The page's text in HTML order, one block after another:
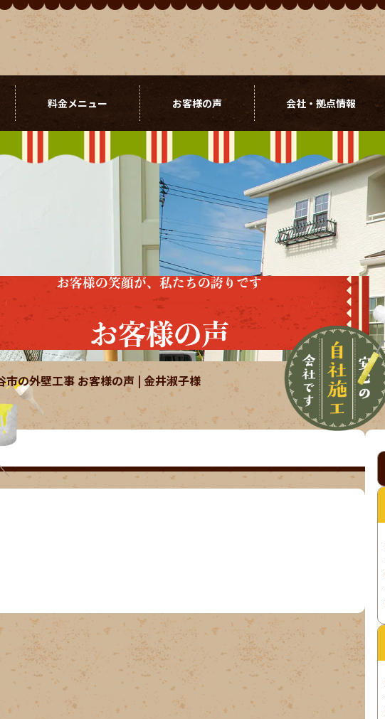
料金メニュー お客様の声 会社・拠点情報
お客様の笑顔が、私たちの誇りです
お客様の声
市の外壁工事 お客様の声 | 金井淑子様